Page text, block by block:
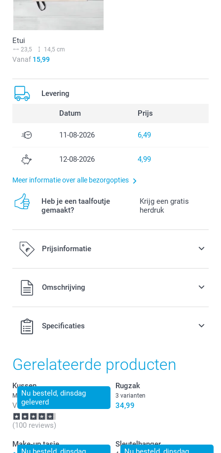
Etui
23,5 14,5 cm
Vanaf 15,99
Levering
Datum Prijs
11-08-2026 6,49
12-08-2026 4,99
Meer informatie over alle bezorgopties
Heb je een taalfoutje
gemaakt?
Krijg een gratis
herdruk
Prijsinformatie
Alle prijzen zijn in EURO (€) inclusief BTW en exclusief
verzendkosten.Omschrijving
Specificaties
Gerelateerde producten
Nu besteld, dinsdag
geleverd
Kussen
Meer dan 10 varianten
Vanaf 17,49
(100 reviews)
Rugzak
3 varianten
34,99
Make-up tasje
Sleutelhanger